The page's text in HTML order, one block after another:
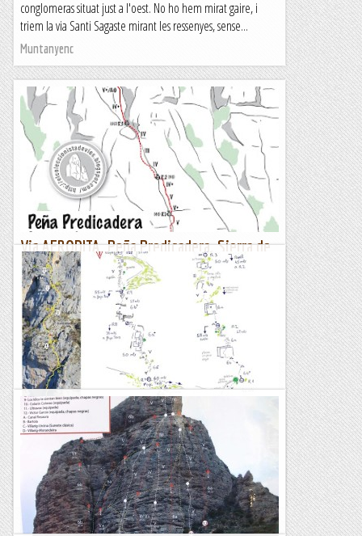
conglomeras situat just a l'oest. No ho hem mirat gaire, i
triem la via Santi Sagaste mirant les ressenyes, sense...
Muntanyenc
Via AFRODITA. Peña Predicadera. Sierra de
Guara
Dissabte 30 de març de 2019Tornem a Predicadera per
acabar un via que voliem fer fa temps degut a les pluges i a
quest cap de setmana i amb molt bones prediccions...
El col·leccionista de vies
Bendita Decadencia. Peña Montañesa
La realidad se presta a múltiples interpretaciones, es líquida y
voluble como nuestros tiempos, maleable como mi propia
ética.Sensación curiosa, la de abrir sin más...
Ganxets